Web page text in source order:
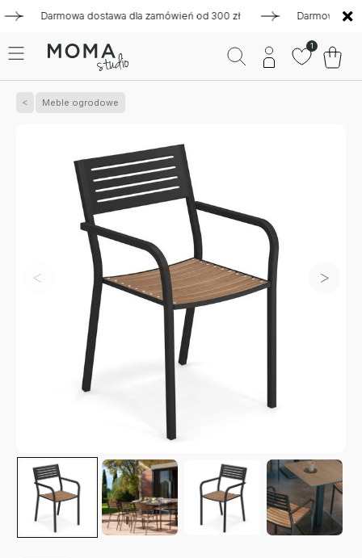
Darmowa dostawa dla zamówień od 300 zł Darmowa
1
Meble ogrodowe